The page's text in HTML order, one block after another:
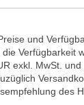
und
Verfügbarkeit
exkl. MwSt. und
des